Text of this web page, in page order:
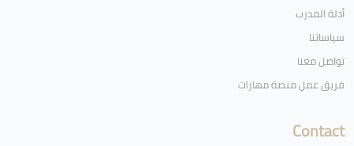
أدلة المدرب
سياساتنا
تواصل معنا
فريق عمل منصة مهارات
Contact